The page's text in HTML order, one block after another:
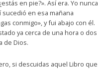
en pie?». Así era. Yo nunca
en esa mañana
conmigo», y fui abajo con él.
ya cerca de una hora o dos
de Dios.
si descuidas aquel Libro que